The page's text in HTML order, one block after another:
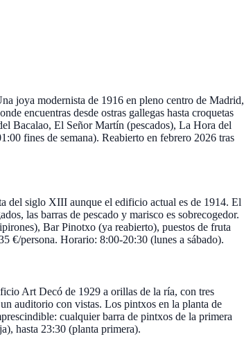
joya modernista de 1916 en pleno centro de Madrid,
encuentras desde ostras gallegas hasta croquetas
Bacalao, El Señor Martín (pescados), La Hora del
fines de semana). Reabierto en febrero 2026 tras
del siglo XIII aunque el edificio actual es de 1914. El
las barras de pescado y marisco es sobrecogedor.
Bar Pinotxo (ya reabierto), puestos de fruta
€/persona. Horario: 8:00-20:30 (lunes a sábado).
Art Decó de 1929 a orillas de la ría, con tres
auditorio con vistas. Los pintxos en la planta de
cualquier barra de pintxos de la primera
hasta 23:30 (planta primera).